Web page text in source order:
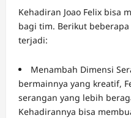
Kehadiran Joao Felix bisa
bagi tim. Berikut
terjadi:
Menambah Dimensi
bermainnya yang kreatif,
serangan yang lebih
Kehadirannya bisa